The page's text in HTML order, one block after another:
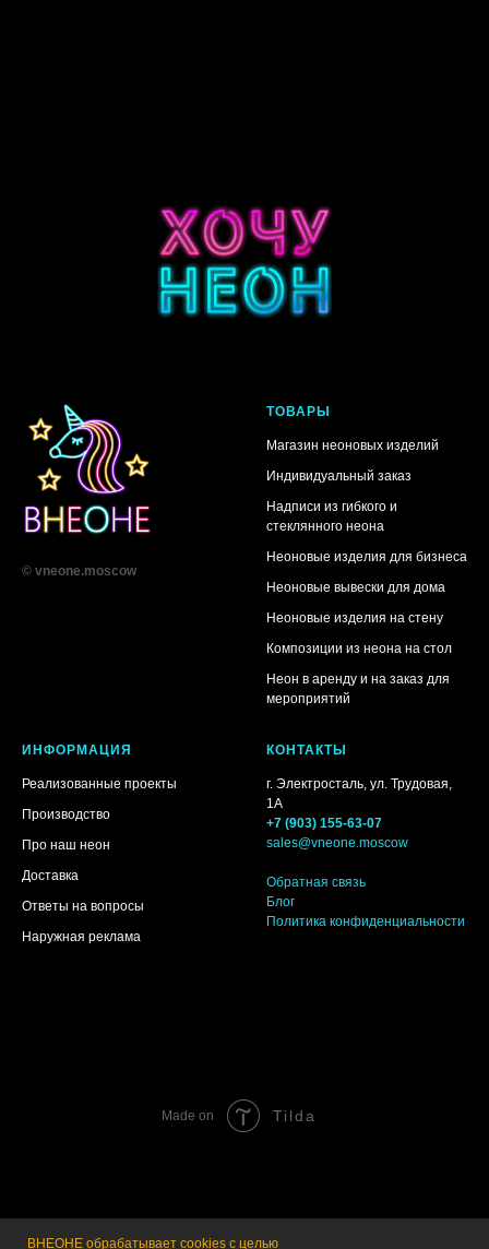
ВНЕОНЕ обрабатывает cookies с целью
© vneone.moscow
ТОВАРЫ
Магазин неоновых изделий
Индивидуальный заказ
Надписи из гибкого и
стеклянного неона
Неоновые изделия для бизнеса
Неоновые вывески для дома
Неоновые изделия на стену
Композиции из неона на стол
Неон в аренду и на заказ для
мероприятий
ИНФОРМАЦИЯ
Реализованные проекты
Производство
Про наш неон
Доставка
Ответы на вопросы
Наружная реклама
КОНТАКТЫ
г. Электросталь, ул. Трудовая,
1А
+7 (903) 155-63-07
sales@vneone.moscow
Обратная связь
Блог
Политика конфиденциальности
Made on Tilda